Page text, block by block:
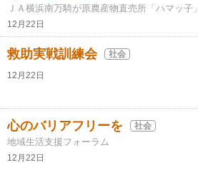
ＪＡ横浜南万騎が原農産物直売所「ハマッ子」
12月22日
救助実戦訓練会 社会
12月22日
心のバリアフリーを 社会
地域生活支援フォーラム
12月22日